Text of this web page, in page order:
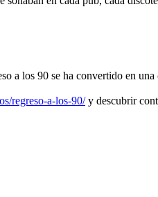
a los 90 se ha convertido en una
regreso-a-los-90/y descubrir